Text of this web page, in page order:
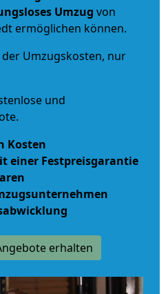
Umzug von
ermöglichen können.
der Umzugskosten, nur
und
Kosten
einer Festpreisgarantie
erhalten